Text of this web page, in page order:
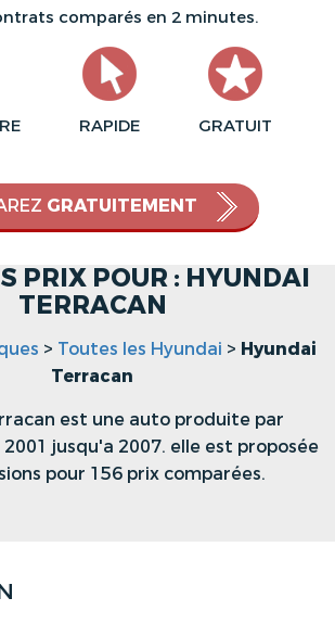
comparés en 2 minutes.
RAPIDE GRATUIT
GRATUITEMENT
PRIX POUR : HYUNDAI
TERRACAN
> Toutes les Hyundai > Hyundai
Terracan
est une auto produite par
jusqu'a 2007. elle est proposée
pour 156 prix comparées.